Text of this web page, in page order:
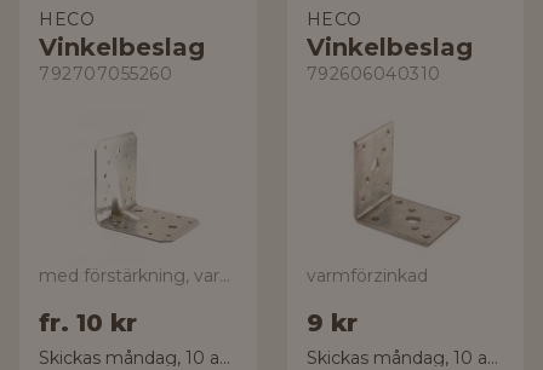
HECO
Vinkelbeslag
792707055260
med förstärkning, varmförzinkad
fr. 10 kr
Skickas måndag, 10 aug.
HECO
Vinkelbeslag
792606040310
varmförzinkad
9 kr
Skickas måndag, 10 aug.